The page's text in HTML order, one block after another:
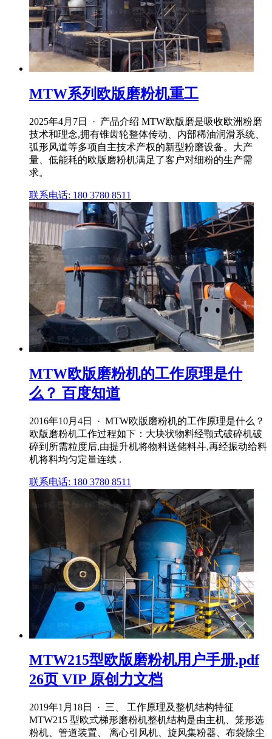
MTW系列欧版磨粉机重工
2025年4月7日 · 产品介绍 MTW欧版磨是吸收欧洲粉磨
技术和理念,拥有锥齿轮整体传动、内部稀油润滑系统、
弧形风道等多项自主技术产权的新型粉磨设备。大产
量、低能耗的欧版磨粉机满足了客户对细粉的生产需
求。
联系电话: 180 3780 8511
MTW欧版磨粉机的工作原理是什
么？ 百度知道
2016年10月4日 · MTW欧版磨粉机的工作原理是什么？
欧版磨粉机工作过程如下：大块状物料经颚式破碎机破
碎到所需粒度后,由提升机将物料送储料斗,再经振动给料
机将料均匀定量连续 .
联系电话: 180 3780 8511
MTW215型欧版磨粉机用户手册.pdf
26页 VIP 原创力文档
2019年1月18日 · 三、 工作原理及整机结构特征
MTW215 型欧式梯形磨粉机整机结构是由主机、笼形选
粉机、管道装置、 离心引风机、旋风集粉器、布袋除尘